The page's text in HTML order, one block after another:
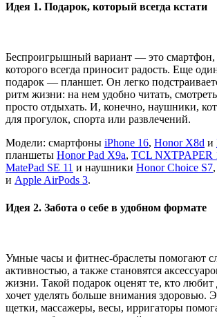
Идея 1. Подарок, который всегда кстати
Беспроигрышный вариант — это смартфон,
которого всегда приносит радость. Еще
подарок — планшет. Он легко
ритм жизни: на нем удобно читать,
просто отдыхать. И, конечно, наушники,
для прогулок, спорта или развлечений.
Модели: смартфоны iPhone 16, Honor X8d и
планшеты Honor Pad X9a, TCL NXTPAPER
MatePad SE 11 и наушники Honor Choice S7,
и Apple AirPods 3.
Идея 2. Забота о себе в удобном формате
Умные часы и фитнес-браслеты помогают
активностью, а также становятся
жизни. Такой подарок оценят те, кто
хочет уделять больше внимания здоровью.
щетки, массажеры, весы, ирригаторы